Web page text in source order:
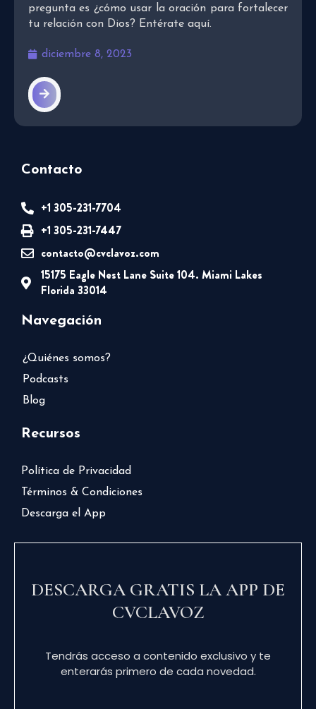
pregunta es ¿cómo usar la oración para fortalecer
tu relación con Dios? Entérate aquí.
diciembre 8, 2023
Contacto
+1 305-231-7704
+1 305-231-7447
contacto@cvclavoz.com
15175 Eagle Nest Lane Suite 104. Miami Lakes
Florida 33014
Navegación
¿Quiénes somos?
Podcasts
Blog
Recursos
Política de Privacidad
Términos & Condiciones
Descarga el App
DESCARGA GRATIS LA APP DE
CVCLAVOZ
Tendrás acceso a contenido exclusivo y te
enterarás primero de cada novedad.